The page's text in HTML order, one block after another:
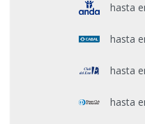
hasta
hasta
hasta
hasta